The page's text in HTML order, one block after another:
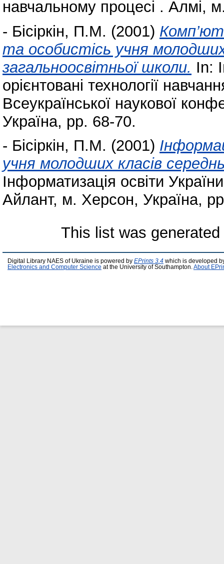
навчальному процесі . Алмі,
- Бісіркін, П.М. (2001)
та особистісь учня молодших
загальноосвітньої школи. In:
орієнтовані технології
Всеукраїнської наукової
Україна, pp. 68-70.
- Бісіркін, П.М. (2001)
учня молодших класів
Інформатизація освіти
Айлант, м. Херсон, Україна,
This list was
Digital Library NAES of Ukraine is powered by EPrints 3.4 which is developed
Electronics and Computer Science at the University of Southampton.About